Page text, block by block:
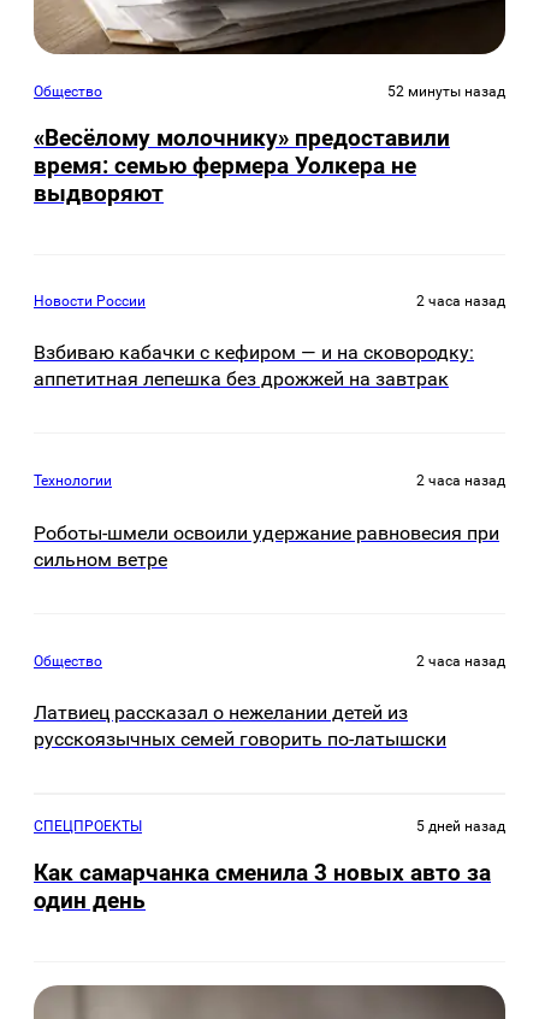
Общество 52 минуты назад
«Весёлому молочнику» предоставили
время: семью фермера Уолкера не
выдворяют
Новости России 2 часа назад
Взбиваю кабачки с кефиром — и на сковородку:
аппетитная лепешка без дрожжей на завтрак
Технологии 2 часа назад
Роботы-шмели освоили удержание равновесия при
сильном ветре
Общество 2 часа назад
Латвиец рассказал о нежелании детей из
русскоязычных семей говорить по-латышски
СПЕЦПРОЕКТЫ 5 дней назад
Как самарчанка сменила 3 новых авто за
один день